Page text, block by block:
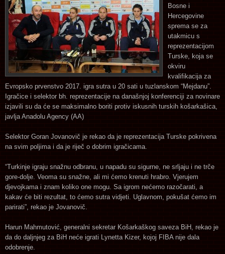
Bosne i
Hercegovine
sprema se za
utakmicu s
reprezentacijom
Turske, koja se
okviru
kvalifikacija za
Evropsko prvenstvo 2017. igra sutra u 20 sati u tuzlanskom “Mejdanu”.
Igračice i selektor bh. reprezentacije na današnjoj konferenciji za novinare
izjavili su da će se maksimalno boriti protiv iskusnih turskih košarkašica,
javlja Anadolu Agency (AA)
Selektor Goran Jovanovič je rekao da je reprezentacija Turske pokrivena
na svim poljima i da je riječ o dobrim igračicama.
“Turkinje igraju snažnu odbranu, u napadu su sigurne, ne srljaju i ne trče
gore-dolje. Veoma su snažne, ali mi ćemo krenuti hrabro. Vjerujem
djevojkama i znam koliko one mogu. Sa igrom nećemo razočarati, a
kakav će biti rezultat, to ćemo sutra vidjeti. Uglavnom, pokušat ćemo im
parirati”, rekao je Jovanovič.
Harun Mahmutović, generalni sekretar Košarkaškog saveza BiH, rekao je
da do daljnjeg za BiH neće igrati Lynetta Kizer, kojoj FIBA nije dala
odobrenje.